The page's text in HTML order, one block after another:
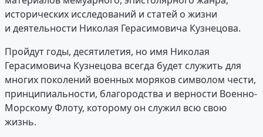
исторических исследований и статей о жизни
и деятельности Николая Герасимовича Кузнецова.
Пройдут годы, десятилетия, но имя Николая
Герасимовича Кузнецова всегда будет служить для
многих поколений военных моряков символом чести,
принципиальности, благородства и верности Военно-
Морскому Флоту, которому он служил всю свою
жизнь.